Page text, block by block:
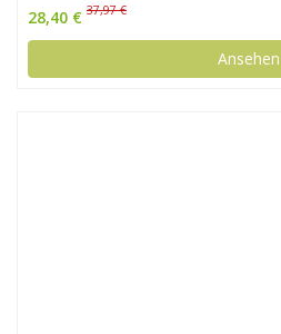
28,40 € 37,97 €
Ansehen